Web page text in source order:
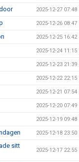
2025-12-27 07:48
2025-12-26 08:47
2025-12-25 16:42
2025-12-24 11:15
2025-12-23 21:39
2025-12-22 22:15
2025-12-21 07:54
2025-12-20 07:49
2025-12-19 09:48
2025-12-18 23:50
sitt
2025-12-17 22:55